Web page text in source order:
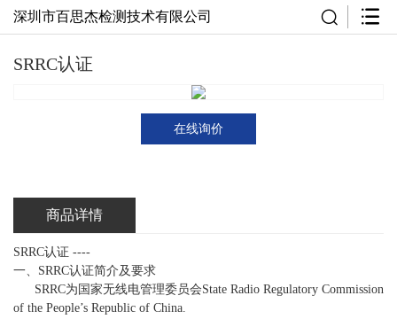
深圳市百思杰检测技术有限公司
SRRC认证
在线询价
商品详情
SRRC认证 ----
一、 SRRC认证简介及要求
SRRC为国家无线电管理委员会State Radio Regulatory Commission
of the People’s Republic of China.